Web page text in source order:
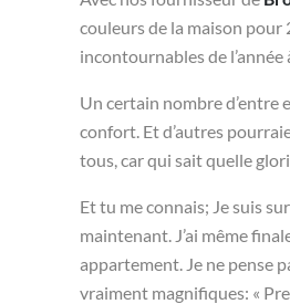
couleurs de la maison pour
incontournables de l’année
Un certain nombre
confort. Et d’autres
tous, car qui sait quelle
Et tu me connais; Je suis
maintenant. J’ai même
appartement. Je ne pense
vraiment magnifiques: «